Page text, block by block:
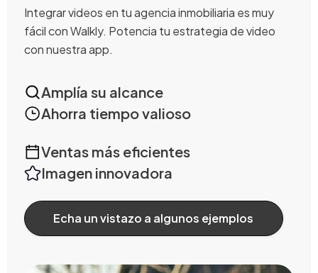
Integrar videos en tu agencia inmobiliaria es muy
fácil con Walkly. Potencia tu estrategia de video
con nuestra app.
Amplía su alcance
Ahorra tiempo valioso
Ventas más eficientes
Imagen innovadora
Echa un vistazo a algunos ejemplos